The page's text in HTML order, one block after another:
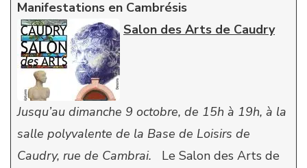
Manifestations en Cambrésis
Salon des Arts de Caudry
Jusqu’au dimanche 9 octobre, de 15h à 19h, à la
salle polyvalente de la Base de Loisirs de
Caudry, rue de Cambrai. Le Salon des Arts de